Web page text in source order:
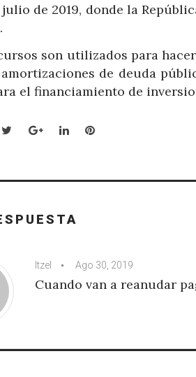
julio de 2019, donde la
son utilizados para
de deuda
el financiamiento de
TwitterGoogle+LinkedInPinterest
Itzel Ago 30, 2019
Cuando van a reanudar